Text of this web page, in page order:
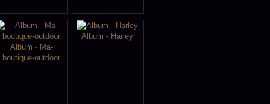
Album - Ma-
boutique-outdoor
Album - Harley